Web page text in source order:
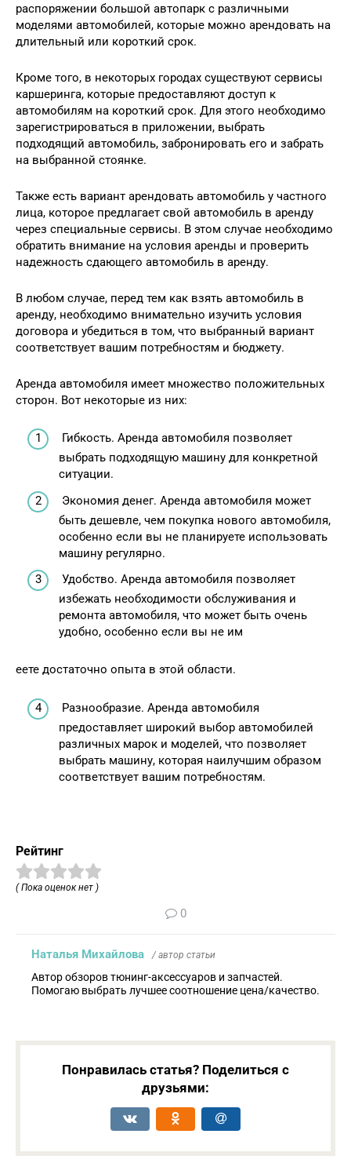
распоряжении большой автопарк с различными
моделями автомобилей, которые можно арендовать на
длительный или короткий срок.
Кроме того, в некоторых городах существуют сервисы
каршеринга, которые предоставляют доступ к
автомобилям на короткий срок. Для этого необходимо
зарегистрироваться в приложении, выбрать
подходящий автомобиль, забронировать его и забрать
на выбранной стоянке.
Также есть вариант арендовать автомобиль у частного
лица, которое предлагает свой автомобиль в аренду
через специальные сервисы. В этом случае необходимо
обратить внимание на условия аренды и проверить
надежность сдающего автомобиль в аренду.
В любом случае, перед тем как взять автомобиль в
аренду, необходимо внимательно изучить условия
договора и убедиться в том, что выбранный вариант
соответствует вашим потребностям и бюджету.
Аренда автомобиля имеет множество положительных
сторон. Вот некоторые из них:
Гибкость. Аренда автомобиля позволяет
выбрать подходящую машину для конкретной
ситуации.
Экономия денег. Аренда автомобиля может
быть дешевле, чем покупка нового автомобиля,
особенно если вы не планируете использовать
машину регулярно.
Удобство. Аренда автомобиля позволяет
избежать необходимости обслуживания и
ремонта автомобиля, что может быть очень
удобно, особенно если вы не им
еете достаточно опыта в этой области.
Разнообразие. Аренда автомобиля
предоставляет широкий выбор автомобилей
различных марок и моделей, что позволяет
выбрать машину, которая наилучшим образом
соответствует вашим потребностям.
Рейтинг
( Пока оценок нет )
0
Наталья Михайлова / автор статьи
Автор обзоров тюнинг-аксессуаров и запчастей.
Помогаю выбрать лучшее соотношение цена/качество.
Понравилась статья? Поделиться с
друзьями: